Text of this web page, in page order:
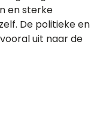
en sterke
De politieke en
uit naar de